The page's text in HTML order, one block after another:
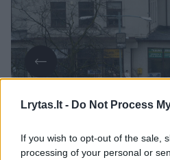
Lrytas.lt - Do Not Process
If you wish to opt-out of the sale,
processing of your personal or